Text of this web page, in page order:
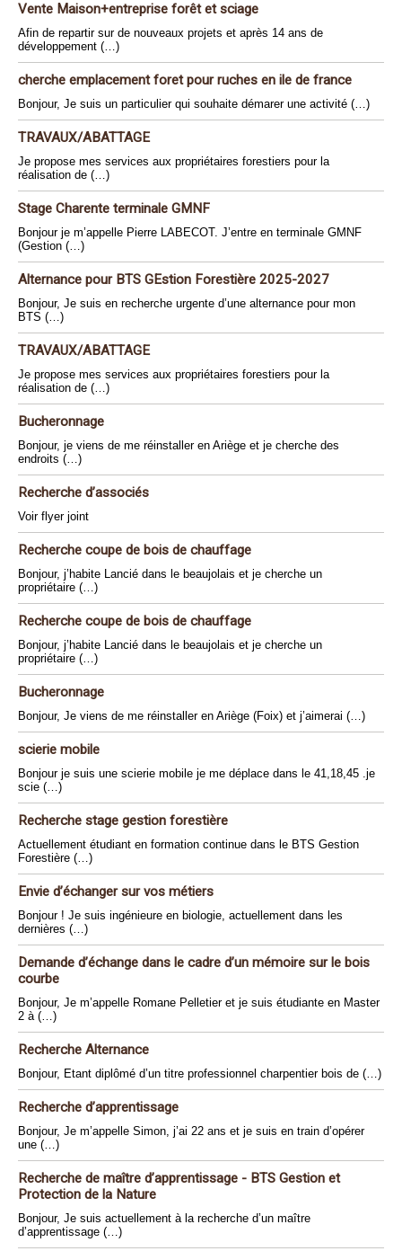
Vente Maison+entreprise forêt et sciage
Afin de repartir sur de nouveaux projets et après 14 ans de
développement (…)
cherche emplacement foret pour ruches en ile de france
Bonjour, Je suis un particulier qui souhaite démarer une activité (…)
TRAVAUX/ABATTAGE
Je propose mes services aux propriétaires forestiers pour la
réalisation de (…)
Stage Charente terminale GMNF
Bonjour je m’appelle Pierre LABECOT. J’entre en terminale GMNF
(Gestion (…)
Alternance pour BTS GEstion Forestière 2025-2027
Bonjour, Je suis en recherche urgente d’une alternance pour mon
BTS (…)
TRAVAUX/ABATTAGE
Je propose mes services aux propriétaires forestiers pour la
réalisation de (…)
Bucheronnage
Bonjour, je viens de me réinstaller en Ariège et je cherche des
endroits (…)
Recherche d’associés
Voir flyer joint
Recherche coupe de bois de chauffage
Bonjour, j’habite Lancié dans le beaujolais et je cherche un
propriétaire (…)
Recherche coupe de bois de chauffage
Bonjour, j’habite Lancié dans le beaujolais et je cherche un
propriétaire (…)
Bucheronnage
Bonjour, Je viens de me réinstaller en Ariège (Foix) et j’aimerai (…)
scierie mobile
Bonjour je suis une scierie mobile je me déplace dans le 41,18,45 .je
scie (…)
Recherche stage gestion forestière
Actuellement étudiant en formation continue dans le BTS Gestion
Forestière (…)
Envie d’échanger sur vos métiers
Bonjour ! Je suis ingénieure en biologie, actuellement dans les
dernières (…)
Demande d’échange dans le cadre d’un mémoire sur le bois
courbe
Bonjour, Je m’appelle Romane Pelletier et je suis étudiante en Master
2 à (…)
Recherche Alternance
Bonjour, Etant diplômé d’un titre professionnel charpentier bois de (…)
Recherche d’apprentissage
Bonjour, Je m’appelle Simon, j’ai 22 ans et je suis en train d’opérer
une (…)
Recherche de maître d’apprentissage - BTS Gestion et
Protection de la Nature
Bonjour, Je suis actuellement à la recherche d’un maître
d’apprentissage (…)